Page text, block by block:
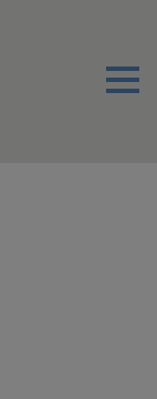
Menu